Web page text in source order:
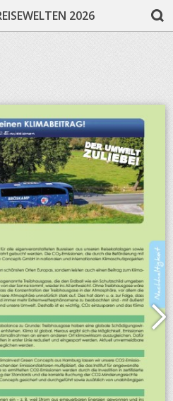
2026